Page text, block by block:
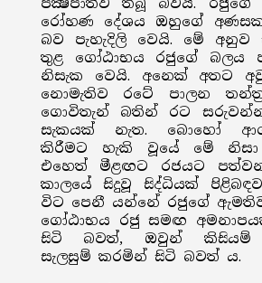
පක්‍ෂපාතීව තිබූ බවයි. රජුගේ
රෝහණ දේශය ඔහුගේ
බව පැහැදිලි වෙයි. මේ
තුළ ගෝඨාභය රජුගේ බලය
නිසැක වෙයි. අනෙක් අතට
නොමැතිව රටේ පාලන
ගොවිතැන් බතින් රට
සැකයක් නැත. බොහෝ
කිරීමට හැකි වූයේ මේ
එහෙත් මීළඟට රජයට පත්වන
කාලයේ සිදුවූ සිද්ධියක්
විට පෙනී යන්නේ රජුගේ
ගෝඨාභය රජු සමඟ
සිටි බවත්, ඔවුන් කිසියම්
සැලසුම් කරමින් සිටි බවත් ය.